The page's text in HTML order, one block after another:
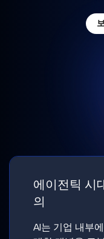
에이전틱 시
의
AI는 기업 내부